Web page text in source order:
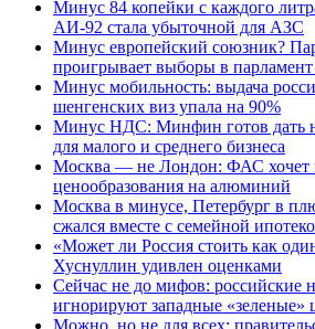
Минус 84 копейки с каждого
АИ-92 стала убыточной для АЗС
Минус европейский союзник?
проигрывает выборы в
Минус мобильность: выдача
шенгенских виз упала на 90%
Минус НДС: Минфин готов дать
для малого и среднего бизнеса
Москва — не Лондон: ФАС хочет
ценообразования на алюминий
Москва в минусе, Петербург в
сжался вместе с семейной
«Может ли Россия стоить как
Хуснуллин удивлен оценками
Сейчас не до мифов: российские
игнорируют западные «зеленые»
Можно, но не для всех: